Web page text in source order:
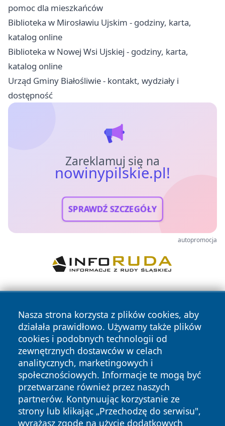
pomoc dla mieszkańców
Biblioteka w Mirosławiu Ujskim - godziny, karta,
katalog online
Biblioteka w Nowej Wsi Ujskiej - godziny, karta,
katalog online
Urząd Gminy Białośliwie - kontakt, wydziały i
dostępność
Zareklamuj się na
nowinypilskie.pl!
SPRAWDŹ SZCZEGÓŁY
autopromocja
Nasza strona korzysta z plików cookies, aby
działała prawidłowo. Używamy także plików
cookies i podobnych technologii od
zewnętrznych dostawców w celach
analitycznych, marketingowych i
społecznościowych. Informacje te mogą być
przetwarzane również przez naszych
partnerów. Kontynuując korzystanie ze
strony lub klikając „Przechodzę do serwisu",
wyrażasz zgodę na użycie dodatkowych
Copyright © 2026 nowinypilskie.pl Wszystkie prawa
zastrzeżone.
News Autorzy
Polityka
Prywatności
Polityka
Cookies